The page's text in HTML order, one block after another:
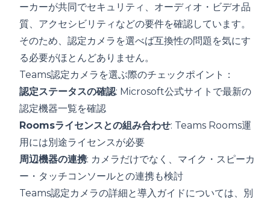
ーカーが共同でセキュリティ、オーディオ・ビデオ品
質、アクセシビリティなどの要件を確認しています。
そのため、認定カメラを選べば互換性の問題を気にす
る必要がほとんどありません。
Teams認定カメラを選ぶ際のチェックポイント：
認定ステータスの確認: Microsoft公式サイトで最新の
認定機器一覧を確認
Roomsライセンスとの組み合わせ: Teams Rooms運
用には別途ライセンスが必要
周辺機器の連携: カメラだけでなく、マイク・スピーカ
ー・タッチコンソールとの連携も検討
Teams認定カメラの詳細と導入ガイドについては、別